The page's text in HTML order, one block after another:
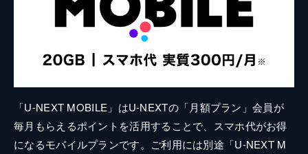
「U-NEXT MOBILE」はU-NEXTの「月額プラン」会員が
毎月もらえるポイントを活用することで、スマホ代がお得
になるモバイルプランです。ご利用には別途「U-NEXT M